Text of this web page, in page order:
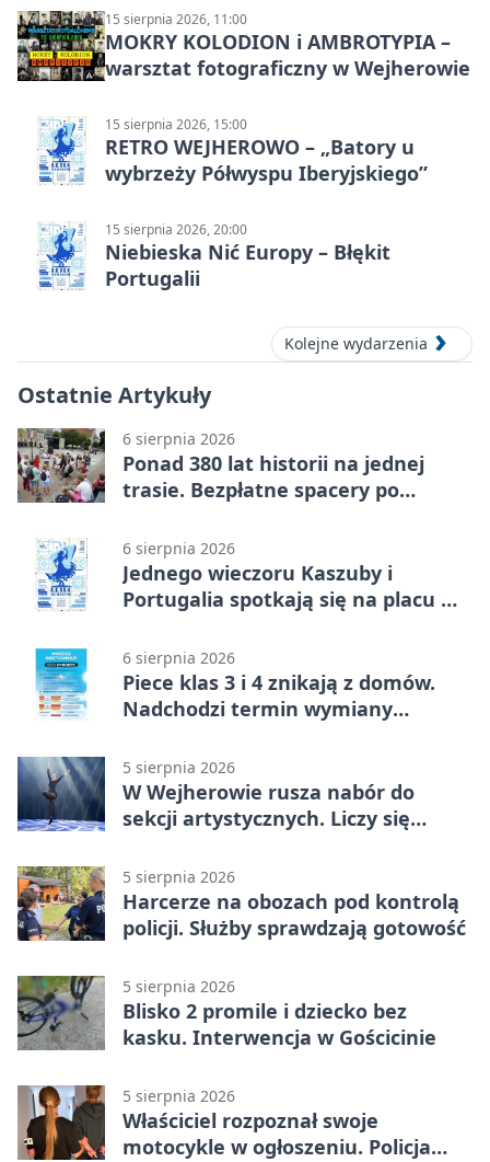
15 sierpnia 2026, 11:00
MOKRY KOLODION i AMBROTYPIA –
warsztat fotograficzny w Wejherowie
15 sierpnia 2026, 15:00
RETRO WEJHEROWO – „Batory u
wybrzeży Półwyspu Iberyjskiego”
15 sierpnia 2026, 20:00
Niebieska Nić Europy – Błękit
Portugalii
Kolejne wydarzenia
Ostatnie Artykuły
6 sierpnia 2026
Ponad 380 lat historii na jednej
trasie. Bezpłatne spacery po
6 sierpnia 2026
Jednego wieczoru Kaszuby i
Portugalia spotkają się na placu w
6 sierpnia 2026
Piece klas 3 i 4 znikają z domów.
Nadchodzi termin wymiany
5 sierpnia 2026
W Wejherowie rusza nabór do
sekcji artystycznych. Liczy się
5 sierpnia 2026
Harcerze na obozach pod kontrolą
policji. Służby sprawdzają gotowość
5 sierpnia 2026
Blisko 2 promile i dziecko bez
kasku. Interwencja w Gościcinie
5 sierpnia 2026
Właściciel rozpoznał swoje
motocykle w ogłoszeniu. Policja